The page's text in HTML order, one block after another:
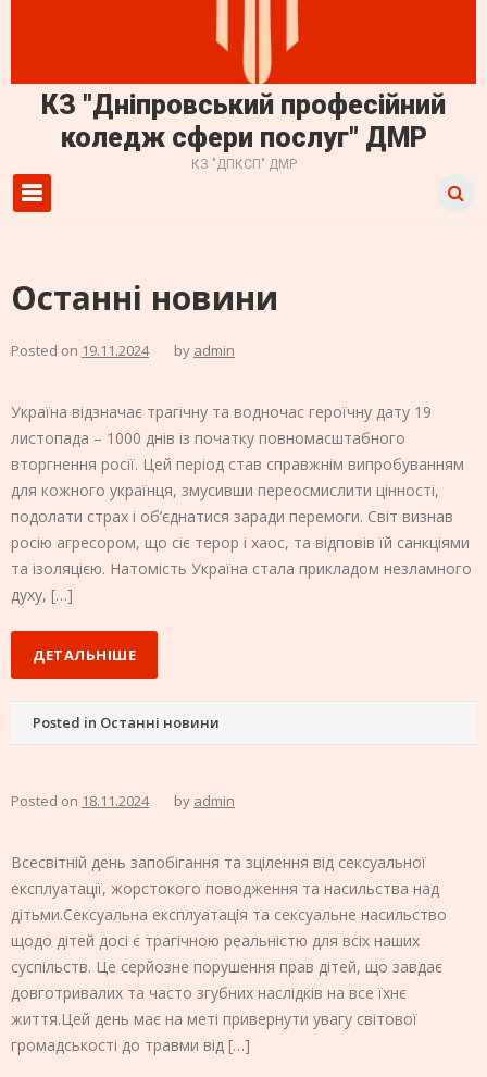
КЗ "Дніпровський професійний
коледж сфери послуг" ДМР
КЗ "ДПКСП" ДМР
Останні новини
Posted on 19.11.2024 by admin
Україна відзначає трагічну та водночас героїчну дату 19
листопада – 1000 днів із початку повномасштабного
вторгнення росії. Цей період став справжнім випробуванням
для кожного українця, змусивши переосмислити цінності,
подолати страх і об’єднатися заради перемоги. Світ визнав
росію агресором, що сіє терор і хаос, та відповів їй санкціями
та ізоляцією. Натомість Україна стала прикладом незламного
духу, […]
ДЕТАЛЬНІШЕ
Posted in Останні новини
Posted on 18.11.2024 by admin
Всесвітній день запобігання та зцілення від сексуальної
експлуатації, жорстокого поводження та насильства над
дітьми.Сексуальна експлуатація та сексуальне насильство
щодо дітей досі є трагічною реальністю для всіх наших
суспільств. Це серйозне порушення прав дітей, що завдає
довготривалих та часто згубних наслідків на все їхнє
життя.Цей день має на меті привернути увагу світової
громадськості до травми від […]